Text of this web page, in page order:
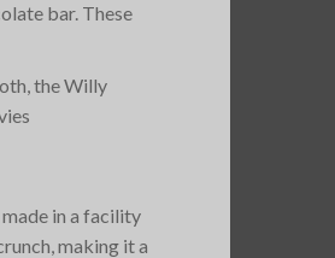
bar. These
the Willy
in a facility
making it a